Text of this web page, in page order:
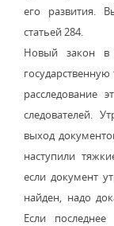
его развития.
статьей 284.
Новый закон в
расследование
следователей.
выход
наступили
если документ
найден, надо
Если